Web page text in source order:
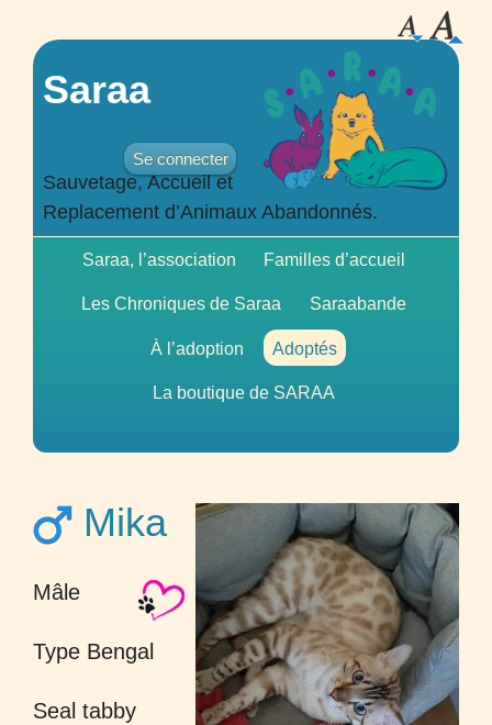
Saraa
Se connecter
Sauvetage, Accueil et
Replacement d’Animaux Abandonnés.
Saraa, l’association Familles d’accueil
Les Chroniques de Saraa Saraabande
À l’adoption Adoptés
La boutique de SARAA
Mika
Mâle
Type Bengal
Seal tabby